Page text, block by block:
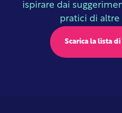
ispirare dai
pratici di altre
Scarica la lista